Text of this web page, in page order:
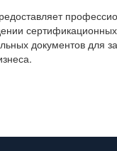
документов для